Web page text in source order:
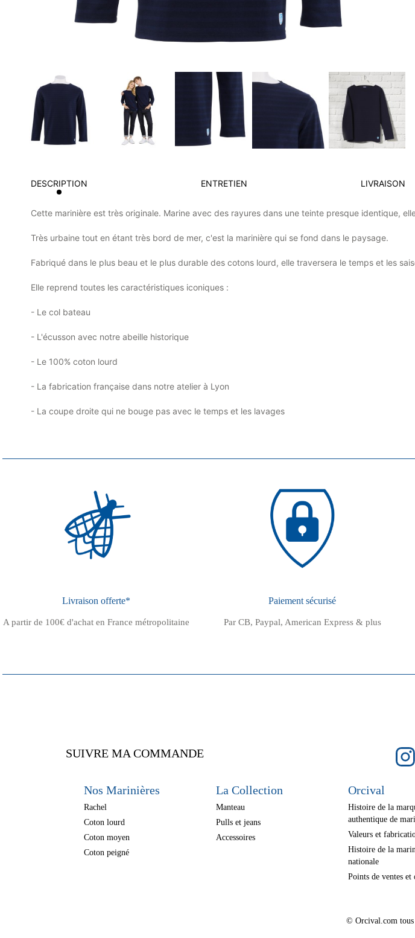
DESCRIPTION ENTRETIEN LIVRAISON
Cette marinière est très originale. Marine avec des rayures dans une teinte presque identique,
Très urbaine tout en étant très bord de mer, c'est la marinière qui se fond dans le paysage.
Fabriqué dans le plus beau et le plus durable des cotons lourd, elle traversera le temps et les
Elle reprend toutes les caractéristiques iconiques :
- Le col bateau
- L'écusson avec notre abeille historique
- Le 100% coton lourd
- La fabrication française dans notre atelier à Lyon
- La coupe droite qui ne bouge pas avec le temps et les lavages
Livraison offerte*
A partir de 100€ d'achat en France métropolitaine
Paiement sécurisé
Par CB, Paypal, American Express & plus
SUIVRE MA COMMANDE
Nos Marinières
Rachel
Coton lourd
Coton moyen
Coton peigné
La Collection
Manteau
Pulls et jeans
Accessoires
Orcival
Histoire de la
authentique de
Valeurs et
Histoire de la
nationale
Points de ventes
© Orcival.com tous